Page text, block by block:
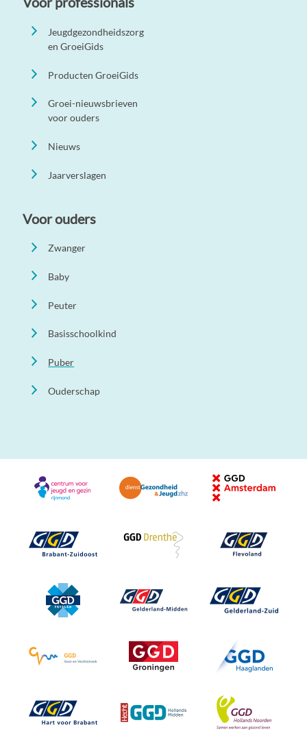
Jeugdgezondheidszorg
en GroeiGids
Producten GroeiGids
Groei-nieuwsbrieven
voor ouders
Nieuws
Jaarverslagen
Voor ouders
Zwanger
Baby
Peuter
Basisschoolkind
Puber
Ouderschap